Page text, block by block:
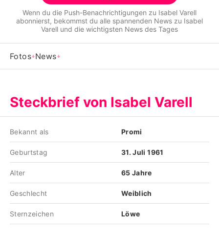
App runterladen
Team
Impressum
Nutzungsbedingungen
Utiq verwalten
Wenn du die Push-Benachrichtigungen zu Isabel Varell
abonnierst, bekommst du alle spannenden News zu Isabel
Varell und die wichtigsten News des Tages
Fotos News
Steckbrief von Isabel Varell
Bekannt als Promi
Geburtstag 31. Juli 1961
Alter 65 Jahre
Geschlecht Weiblich
Sternzeichen Löwe